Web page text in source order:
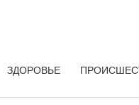
ЗДОРОВЬЕ